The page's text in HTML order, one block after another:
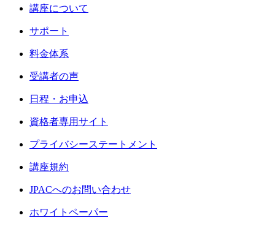
講座について
サポート
料金体系
受講者の声
日程・お申込
資格者専用サイト
プライバシーステートメント
講座規約
JPACへのお問い合わせ
ホワイトペーパー